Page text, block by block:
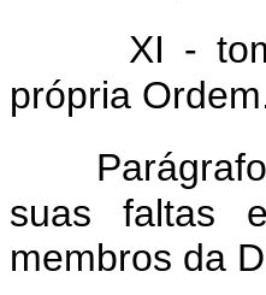
XI -
própria
suas faltas
membros da